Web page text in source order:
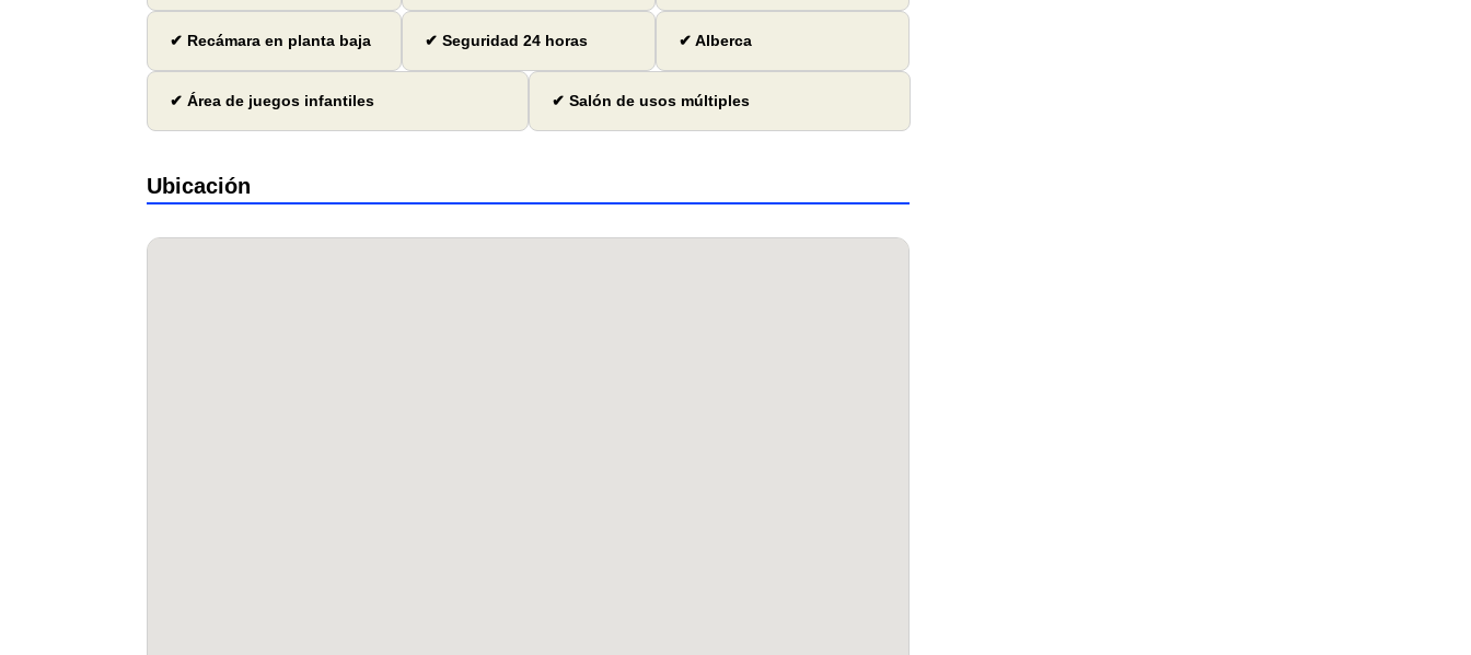
✔ Recámara en planta baja ✔ Seguridad 24 horas ✔ Alberca
✔ Área de juegos infantiles ✔ Salón de usos múltiples
Ubicación